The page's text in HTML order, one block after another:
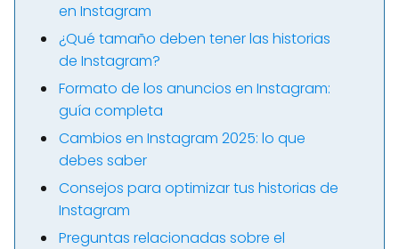
en Instagram
¿Qué tamaño deben tener las historias
de Instagram?
Formato de los anuncios en Instagram:
guía completa
Cambios en Instagram 2025: lo que
debes saber
Consejos para optimizar tus historias de
Instagram
Preguntas relacionadas sobre el